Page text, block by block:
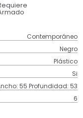
Contemporáneo
Negro
Plástico
Si
55 Profundidad: 53
6